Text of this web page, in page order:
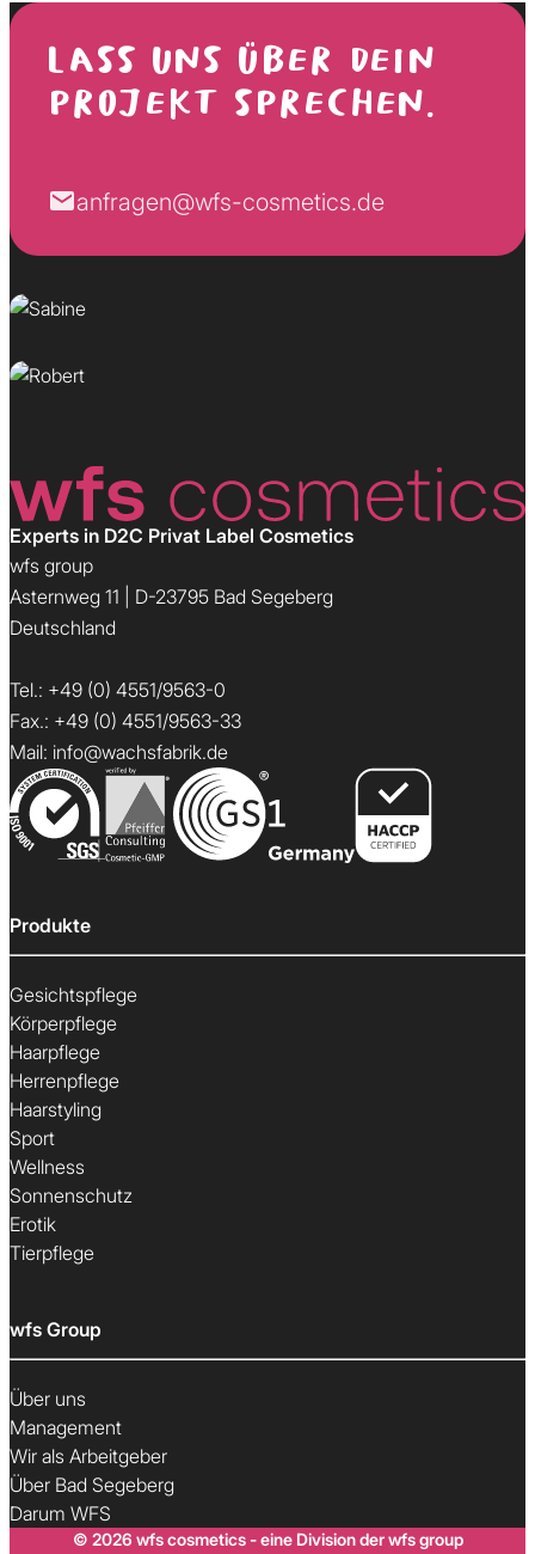
LASS UNS ÜBER DEIN
PROJEKT SPRECHEN.
anfragen@wfs-cosmetics.de
Sabine
Wunscherfüllerin
Kundenversteher
Experts in D2C Privat Label Cosmetics
wfs group
Asternweg 11 | D-23795 Bad Segeberg
Deutschland
Tel.: +49 (0) 4551/9563-0
Fax.: +49 (0) 4551/9563-33
Mail: info@wachsfabrik.de
Produkte
Gesichtspflege
Körperpflege
Haarpflege
Herrenpflege
Haarstyling
Sport
Wellness
Sonnenschutz
Erotik
Tierpflege
wfs Group
Über uns
Management
Wir als Arbeitgeber
Über Bad Segeberg
Darum WFS
© 2026 wfs cosmetics - eine Division der wfs group